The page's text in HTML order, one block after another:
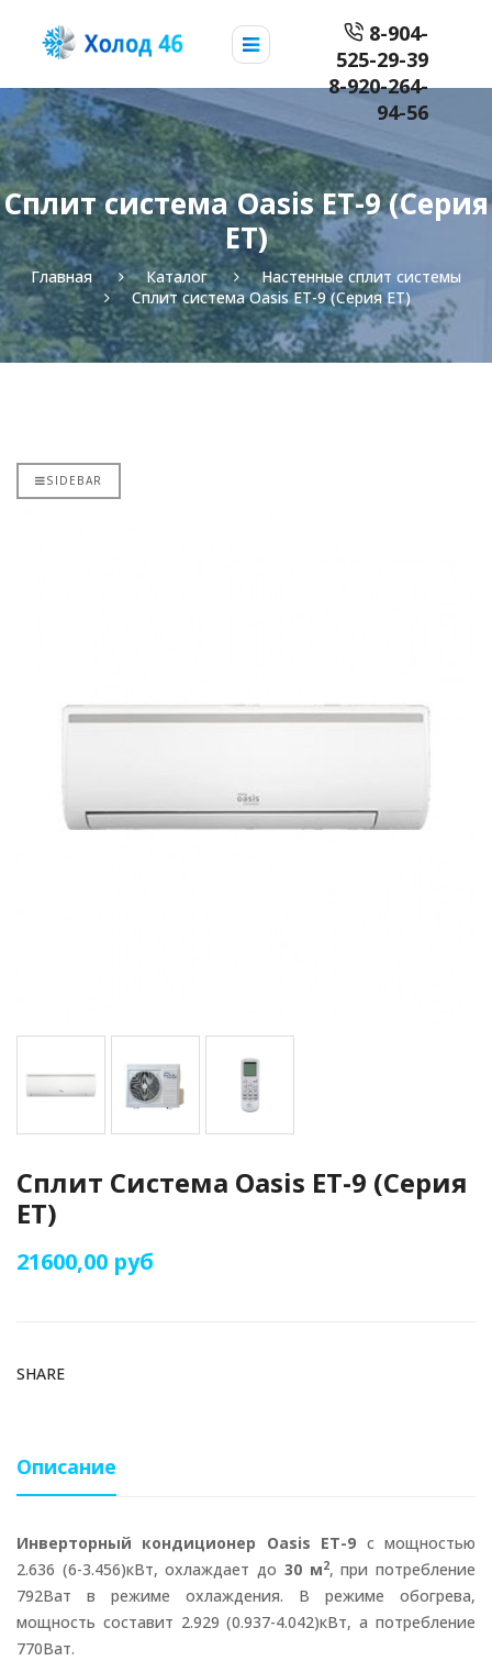
8-904-
525-29-39
8-920-264-
94-56
Сплит система Oasis ET-9 (Серия
ET)
Главная Каталог
Настенные сплит системы
Сплит система Oasis ET-9 (Серия ET)
SIDEBAR
Сплит Система Oasis ET-9 (Серия
ET)
21600,00 руб
SHARE
Описание
Инверторный кондиционер Oasis ET-9 с мощностью
2.636 (6-3.456)кВт, охлаждает до 30 м2, при потребление
792Ват в режиме охлаждения. В режиме обогрева,
мощность составит 2.929 (0.937-4.042)кВт, а потребление
770Ват.